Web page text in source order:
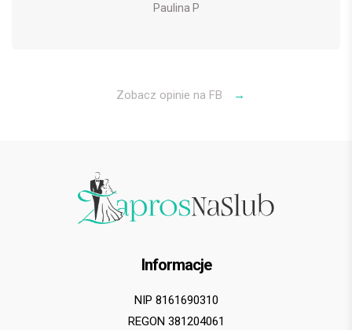
Paulina P
Zobacz opinie na FB →
Informacje
NIP 8161690310
REGON 381204061